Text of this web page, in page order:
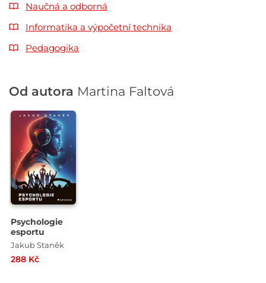
Naučná a odborná
Informatika a výpočetní technika
Pedagogika
Od autora Martina Faltová
Psychologie
esportu
Jakub Staněk
288 Kč